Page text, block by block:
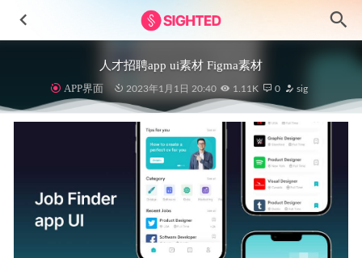
人才招聘app ui素材 Figma素材
APP界面 2023年1月1日 20:40 1.11K 0 sig
在线教育后台UI .figma源文件 2020-11-24
Apple Vision Pro – App Store Replica .fig素材下载
2024-11-